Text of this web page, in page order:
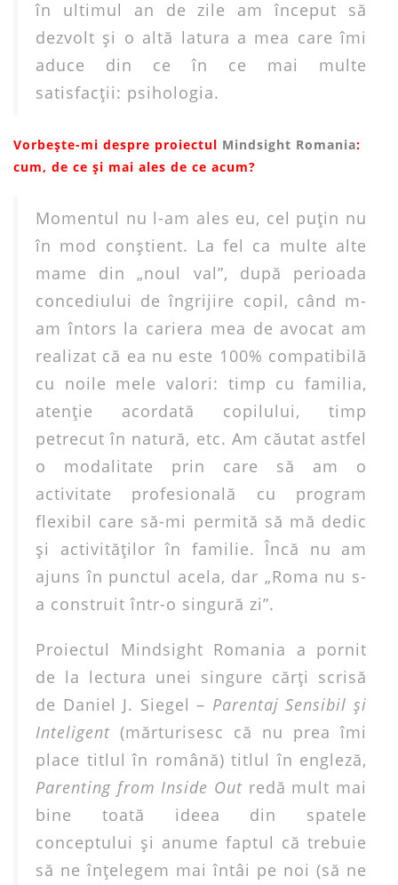
în ultimul an de zile am început să
dezvolt şi o altă latura a mea care îmi
aduce din ce în ce mai multe
satisfacţii: psihologia.
Vorbește-mi despre proiectul Mindsight Romania:
cum, de ce și mai ales de ce acum?
Momentul nu l-am ales eu, cel puţin nu
în mod conştient. La fel ca multe alte
mame din „noul val”, după perioada
concediului de îngrijire copil, când m-
am întors la cariera mea de avocat am
realizat că ea nu este 100% compatibilă
cu noile mele valori: timp cu familia,
atenţie acordată copilului, timp
petrecut în natură, etc. Am căutat astfel
o modalitate prin care să am o
activitate profesională cu program
flexibil care să-mi permită să mă dedic
şi activităţilor în familie. Încă nu am
ajuns în punctul acela, dar „Roma nu s-
a construit într-o singură zi”.
Proiectul Mindsight Romania a pornit
de la lectura unei singure cărţi scrisă
de Daniel J. Siegel – Parentaj Sensibil şi
Inteligent (mărturisesc că nu prea îmi
place titlul în română) titlul în engleză,
Parenting from Inside Out redă mult mai
bine toată ideea din spatele
conceptului şi anume faptul că trebuie
să ne înţelegem mai întâi pe noi (să ne